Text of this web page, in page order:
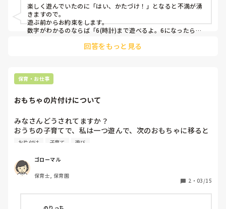
ばりましょうね🥰
楽しく遊んでいたのに「はい、かたづけ！」となると不満が湧
きますので。
遊ぶ前からお約束をします。
数字がわかるのならば「6(時計)まで遊べるよ。6になったら片
タイマーなるまであそべるよ等声かけしてから遊びます。
私は発達支援事業所なのでお子さんの特性に合った声掛けを都
度しています。
回答をもっと見る
保育・お仕事
おもちゃの片付けについて
みなさんどうされてますか？
おうちの子育てで、私は一つ遊んで、次のおもちゃに移ると
なってもまた次遊びに戻れるように片付けさせません。
お片付け 子育て 遊び
ゴローマル
保育士, 保育園
2 ・ 03/15